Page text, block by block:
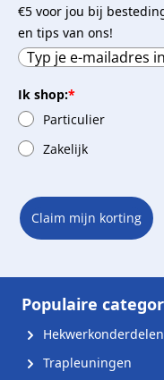
€5 voor jou bij
en tips van ons!
Ik shop:*
Particulier
Zakelijk
Claim mijn korting
Populaire
Hekwerkonderdelen
Trapleuningen